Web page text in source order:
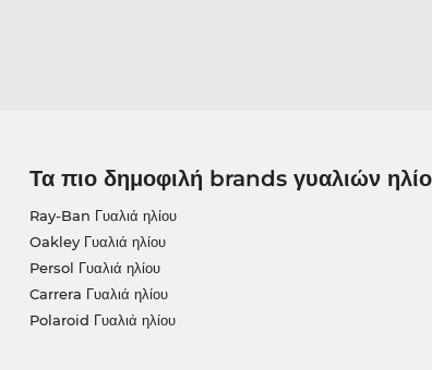
Τα πιο δημοφιλή brands γυαλιών
Ray-Ban Γυαλιά ηλίου
Oakley Γυαλιά ηλίου
Persol Γυαλιά ηλίου
Carrera Γυαλιά ηλίου
Polaroid Γυαλιά ηλίου